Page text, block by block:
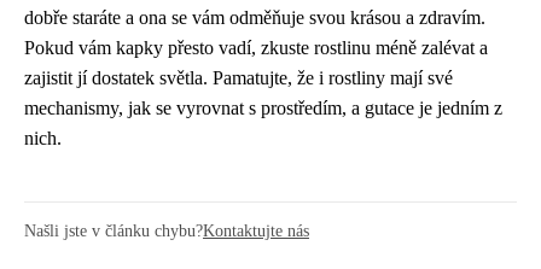
dobře staráte a ona se vám odměňuje svou krásou a zdravím.
Pokud vám kapky přesto vadí, zkuste rostlinu méně zalévat a
zajistit jí dostatek světla. Pamatujte, že i rostliny mají své
mechanismy, jak se vyrovnat s prostředím, a gutace je jedním z
nich.
Našli jste v článku chybu?Kontaktujte nás